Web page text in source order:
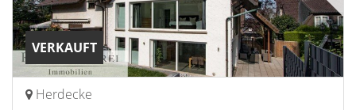
VERKAUFT
Herdecke